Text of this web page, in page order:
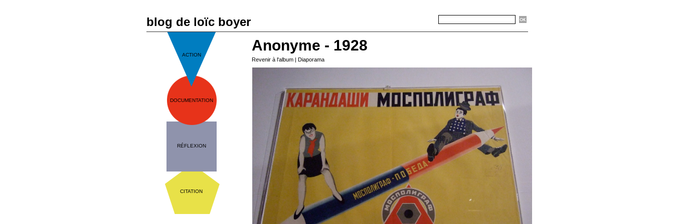
blog de loïc boyer
ACTION
DOCUMENTATION
RÉFLEXION
CITATION
Anonyme - 1928
Revenir à l'album | Diaporama